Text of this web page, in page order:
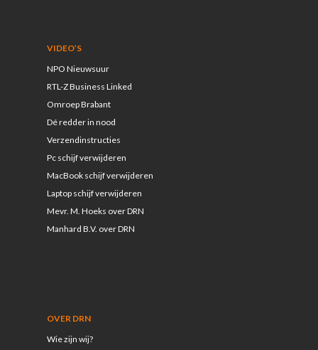
VIDEO’S
NPO Nieuwsuur
RTL-Z Business Linked
Omroep Brabant
Dé redder in nood
Verzendinstructies
Pc schijf verwijderen
MacBook schijf verwijderen
Laptop schijf verwijderen
Mevr. M. Hoeks over DRN
Manhard B.V. over DRN
OVER DRN
Wie zijn wij?